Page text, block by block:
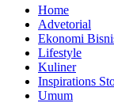
Home
Advetorial
Ekonomi
Lifestyle
Kuliner
Inspirations
Umum